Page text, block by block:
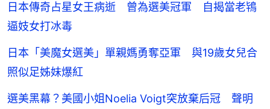
日本傳奇占星女王病逝 曾為選美冠軍 自揭當老鴇
逼妓女打冰毒
日本「美魔女選美」單親媽勇奪亞軍 與19歲女兒合
照似足姊妹爆紅
選美黑幕？美國小姐Noelia Voigt突放棄后冠 聲明